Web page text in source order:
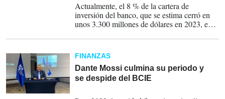
Actualmente, el 8 % de la cartera de
inversión del banco, que se estima cerró en
unos 3.300 millones de dólares en 2023, está
esto puede crecer significativamente.
FINANZAS
Dante Mossi culmina su periodo y
se despide del BCIE